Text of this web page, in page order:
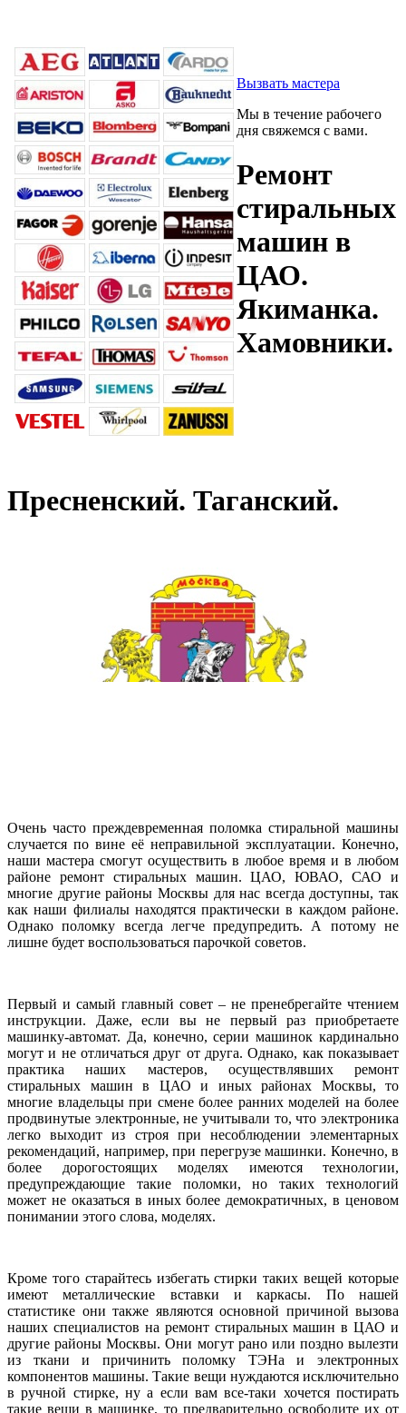
Вызвать мастера
Мы в течение рабочего
дня свяжемся с вами.
Ремонт
стиральных
машин в
ЦАО.
Якиманка.
Хамовники.
Пресненский. Таганский.
Очень часто преждевременная поломка стиральной машины
случается по вине её неправильной эксплуатации. Конечно,
наши мастера смогут осуществить в любое время и в любом
районе ремонт стиральных машин. ЦАО, ЮВАО, САО и
многие другие районы Москвы для нас всегда доступны, так
как наши филиалы находятся практически в каждом районе.
Однако поломку всегда легче предупредить. А потому не
лишне будет воспользоваться парочкой советов.
Первый и самый главный совет – не пренебрегайте чтением
инструкции. Даже, если вы не первый раз приобретаете
машинку-автомат. Да, конечно, серии машинок кардинально
могут и не отличаться друг от друга. Однако, как показывает
практика наших мастеров, осуществлявших ремонт
стиральных машин в ЦАО и иных районах Москвы, то
многие владельцы при смене более ранних моделей на более
продвинутые электронные, не учитывали то, что электроника
легко выходит из строя при несоблюдении элементарных
рекомендаций, например, при перегрузе машинки. Конечно, в
более дорогостоящих моделях имеются технологии,
предупреждающие такие поломки, но таких технологий
может не оказаться в иных более демократичных, в ценовом
понимании этого слова, моделях.
Кроме того старайтесь избегать стирки таких вещей которые
имеют металлические вставки и каркасы. По нашей
статистике они также являются основной причиной вызова
наших специалистов на ремонт стиральных машин в ЦАО и
другие районы Москвы. Они могут рано или поздно вылезти
из ткани и причинить поломку ТЭНа и электронных
компонентов машины. Такие вещи нуждаются исключительно
в ручной стирке, ну а если вам все-таки хочется постирать
такие вещи в машинке, то предварительно освободите их от